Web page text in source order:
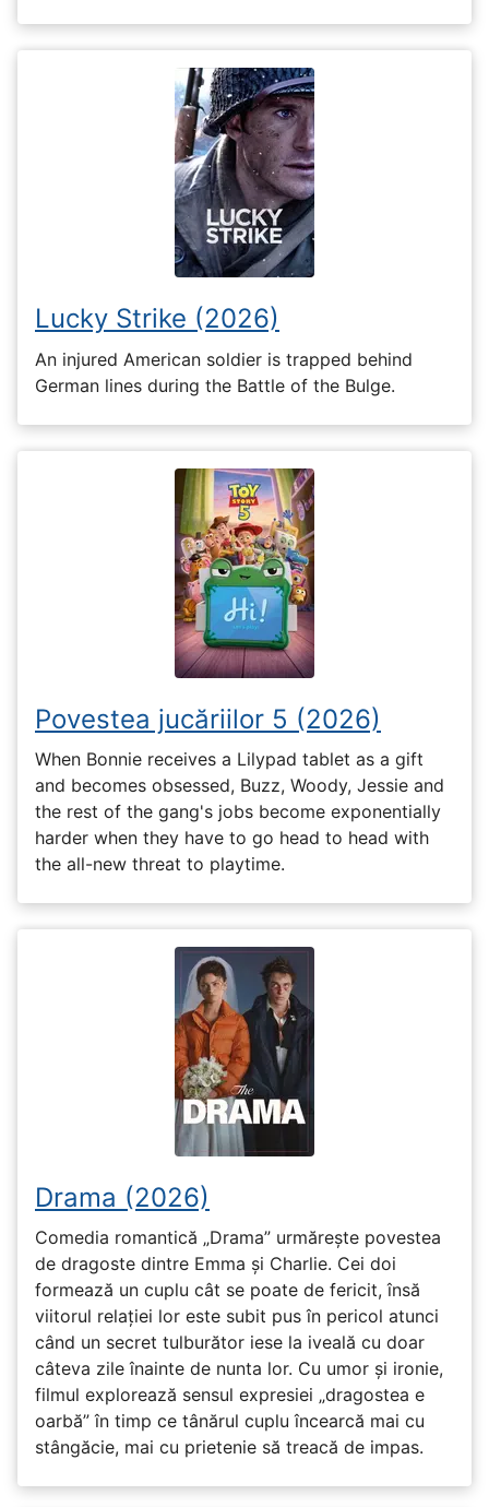
Lucky Strike (2026)
An injured American soldier is trapped behind
German lines during the Battle of the Bulge.
Povestea jucăriilor 5 (2026)
When Bonnie receives a Lilypad tablet as a gift
and becomes obsessed, Buzz, Woody, Jessie and
the rest of the gang's jobs become exponentially
harder when they have to go head to head with
the all-new threat to playtime.
Drama (2026)
Comedia romantică „Drama” urmărește povestea
de dragoste dintre Emma și Charlie. Cei doi
formează un cuplu cât se poate de fericit, însă
viitorul relației lor este subit pus în pericol atunci
când un secret tulburător iese la iveală cu doar
câteva zile înainte de nunta lor. Cu umor și ironie,
filmul explorează sensul expresiei „dragostea e
oarbă” în timp ce tânărul cuplu încearcă mai cu
stângăcie, mai cu prietenie să treacă de impas.